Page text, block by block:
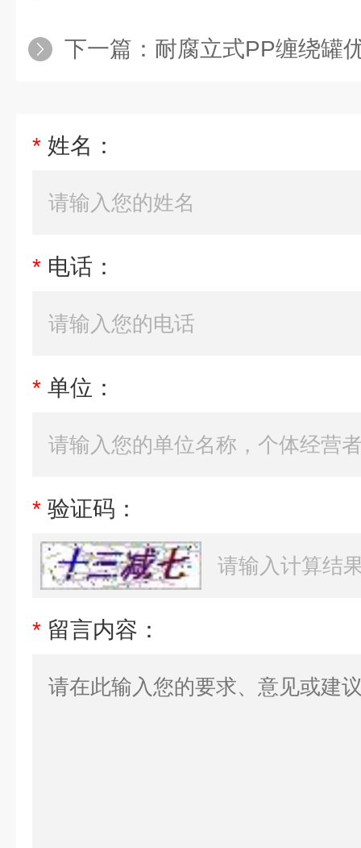
下一篇： 耐腐立式PP缠绕罐
* 姓名：
* 电话：
* 单位：
* 验证码：
* 留言内容：